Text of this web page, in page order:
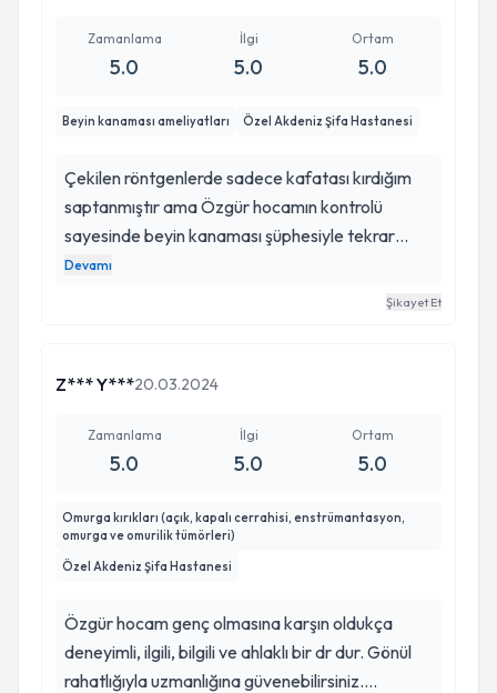
Zamanlama
5.0
İlgi
5.0
Ortam
5.0
Beyin kanaması ameliyatları Özel Akdeniz Şifa Hastanesi
Çekilen röntgenlerde sadece kafatası kırdığım
saptanmıştır ama Özgür hocamın kontrolü
sayesinde beyin kanaması şüphesiyle tekrar
tomografisi gönderildi ve kanama saptandı yani
Devamı
Şikayet Et
Z*** Y***20.03.2024
Zamanlama
5.0
İlgi
5.0
Ortam
5.0
Omurga kırıkları (açık, kapalı cerrahisi, enstrümantasyon,
omurga ve omurilik tümörleri)
Özel Akdeniz Şifa Hastanesi
Özgür hocam genç olmasına karşın oldukça
deneyimli, ilgili, bilgili ve ahlaklı bir dr dur. Gönül
rahatlığıyla uzmanlığına güvenebilirsiniz.